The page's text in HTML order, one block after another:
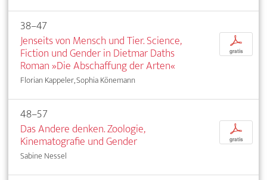
38–47
Jenseits von Mensch und Tier. Science,
Fiction und Gender in Dietmar Daths
Roman »Die Abschaffung der Arten«
Florian Kappeler, Sophia Könemann
p
gratis
48–57
Das Andere denken. Zoologie,
Kinematografie und Gender
Sabine Nessel
p
gratis